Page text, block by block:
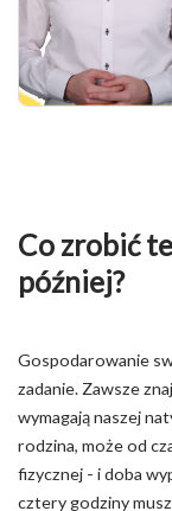
Co zrobić
później?
Gospodarowanie
zadanie. Zawsze
wymagają naszej
rodzina, może od
fizycznej - i doba
cztery godziny